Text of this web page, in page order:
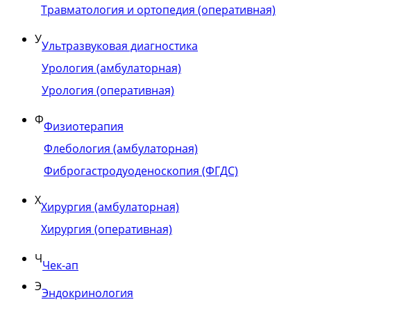
Травматология и ортопедия (оперативная)
УУльтразвуковая диагностика
Урология (амбулаторная)
Урология (оперативная)
ФФизиотерапия
Флебология (амбулаторная)
Фиброгастродуоденоскопия (ФГДС)
ХХирургия (амбулаторная)
Хирургия (оперативная)
ЧЧек-ап
ЭЭндокринология